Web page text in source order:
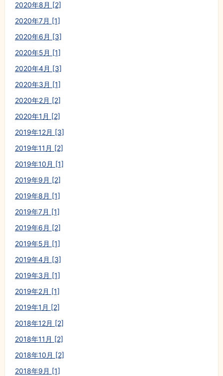
2020年8月 [2]
2020年7月 [1]
2020年6月 [3]
2020年5月 [1]
2020年4月 [3]
2020年3月 [1]
2020年2月 [2]
2020年1月 [2]
2019年12月 [3]
2019年11月 [2]
2019年10月 [1]
2019年9月 [2]
2019年8月 [1]
2019年7月 [1]
2019年6月 [2]
2019年5月 [1]
2019年4月 [3]
2019年3月 [1]
2019年2月 [1]
2019年1月 [2]
2018年12月 [2]
2018年11月 [2]
2018年10月 [2]
2018年9月 [1]